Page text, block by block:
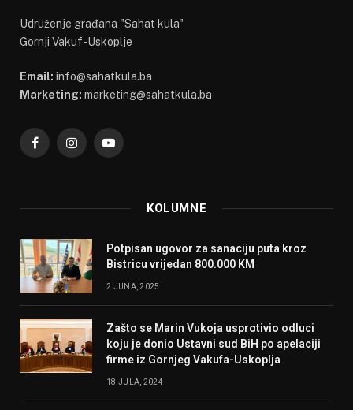
Udruženje građana "Sahat kula"
Gornji Vakuf-Uskoplje
Email: info@sahatkula.ba
Marketing: marketing@sahatkula.ba
FacebookInstagramYouTube
KOLUMNE
Potpisan ugovor za sanaciju puta kroz
Bistricu vrijedan 800.000 KM
2 JUNA, 2025
Zašto se Marin Vukoja usprotivio odluci
koju je donio Ustavni sud BiH po apelaciji
firme iz Gornjeg Vakufa-Uskoplja
18 JULA, 2024